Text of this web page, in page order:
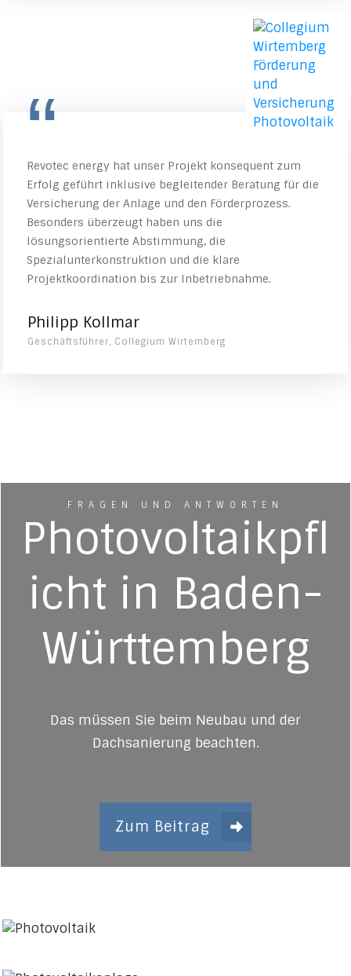
“
Revotec energy hat unser Projekt konsequent zum
Erfolg geführt inklusive begleitender Beratung für die
Versicherung der Anlage und den Förderprozess.
Besonders überzeugt haben uns die
lösungsorientierte Abstimmung, die
Spezialunterkonstruktion und die klare
Projektkoordination bis zur Inbetriebnahme.
Philipp Kollmar
Geschäftsführer, Collegium Wirtemberg
FRAGEN UND ANTWORTEN
Photovoltaikpfl
icht in Baden-
Württemberg
Das müssen Sie beim Neubau und der
Dachsanierung beachten.
Zum Beitrag